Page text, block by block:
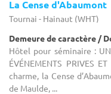
La Cense d'Abaumont
Tournai - Hainaut (WHT)
Demeure de caractère /
Hôtel pour séminaire : UN
ÉVÉNEMENTS PRIVES
charme, la Cense
de Maulde, ...